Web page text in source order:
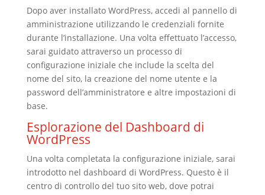
Dopo aver installato WordPress, accedi al pannello di
amministrazione utilizzando le credenziali fornite
durante l’installazione. Una volta effettuato l’accesso,
sarai guidato attraverso un processo di
configurazione iniziale che include la scelta del
nome del sito, la creazione del nome utente e la
password dell’amministratore e altre impostazioni di
base.
Esplorazione del Dashboard di
WordPress
Una volta completata la configurazione iniziale, sarai
introdotto nel dashboard di WordPress. Questo è il
centro di controllo del tuo sito web, dove potrai